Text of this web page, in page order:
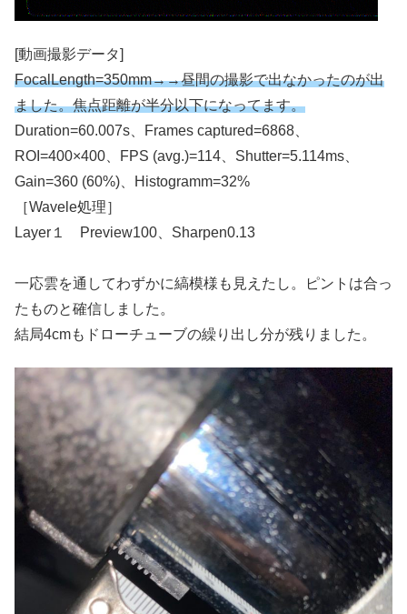
[動画撮影データ]
FocalLength=350mm→→昼間の撮影で出なかったのが出
ました。焦点距離が半分以下になってます。
Duration=60.007s、Frames captured=6868、
ROI=400×400、FPS (avg.)=114、Shutter=5.114ms、
Gain=360 (60%)、Histogramm=32%
［Wavele処理］
Layer１ Preview100、Sharpen0.13
一応雲を通してわずかに縞模様も見えたし。ピントは合っ
たものと確信しました。
結局4cmもドローチューブの繰り出し分が残りました。